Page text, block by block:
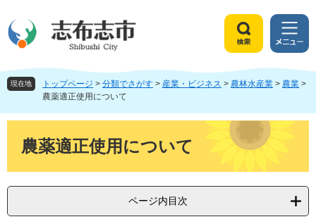
ジ
頭
ュ
飛
へ
索
メ
ニ
ュ
ー
現在地 トップページ > 分類でさがす > 産業・ビジネス > 農林水産業 > 農業 >
農薬適正使用について
農薬適正使用について
ページ内目次